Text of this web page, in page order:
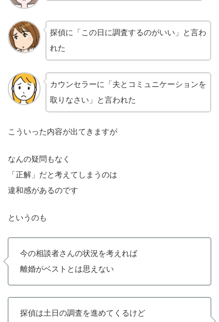
探偵に「この日に調査するのがいい」と言わ
れた
カウンセラーに「夫とコミュニケーションを
取りなさい」と言われた
こういった内容が出てきますが
なんの疑問もなく
「正解」だと考えてしまうのは
違和感があるのです
というのも
今の相談者さんの状況を考えれば
離婚がベストとは思えない
探偵は土日の調査を進めてくるけど